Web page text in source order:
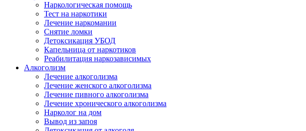
Наркологическая помощь
Тест на наркотики
Лечение наркомании
Снятие ломки
​​Детоксикация УБОД
Капельница от наркотиков
Реабилитация наркозависимых
Алкоголизм
Лечение алкоголизма
Лечение женского алкоголизма
Лечение пивного алкоголизма
Лечение хронического алкоголизма
Нарколог на дом
Вывод из запоя